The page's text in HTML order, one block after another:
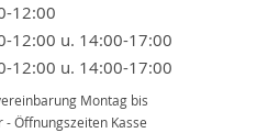
12:00
12:00 u. 14:00-17:00
12:00 u. 14:00-17:00
Montag bis
- Öffnungszeiten Kasse